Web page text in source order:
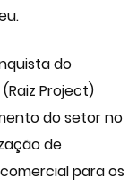
do
Project)
do setor no
de
para os